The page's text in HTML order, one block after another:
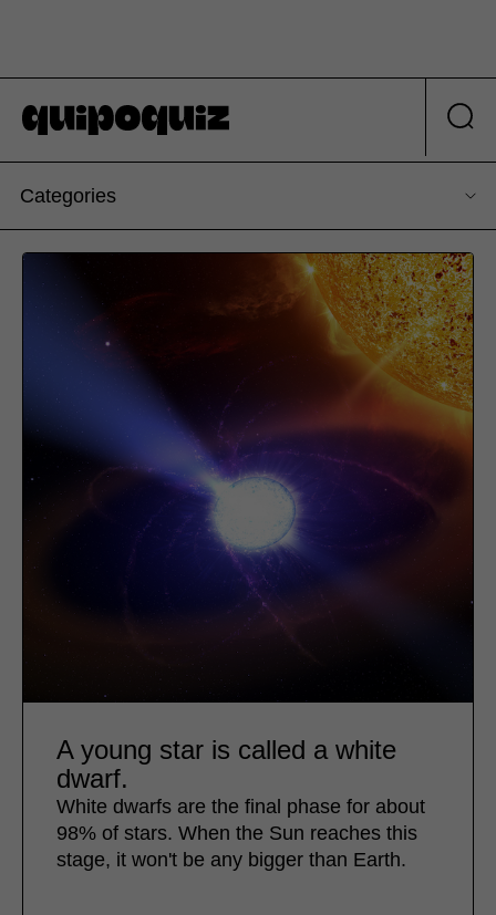
Categories
A young star is called a white
dwarf.
White dwarfs are the final phase for about
98% of stars. When the Sun reaches this
stage, it won't be any bigger than Earth.